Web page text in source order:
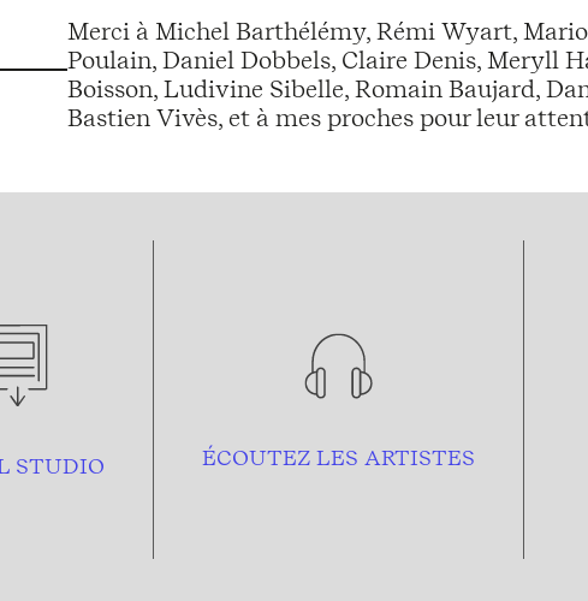
Merci à Michel Barthélémy, Rémi Wyart,
Poulain, Daniel Dobbels, Claire Denis, Meryll
Boisson, Ludivine Sibelle, Romain Baujard,
Bastien Vivès, et à mes proches pour leur
STUDIO ÉCOUTEZ LES ARTISTES